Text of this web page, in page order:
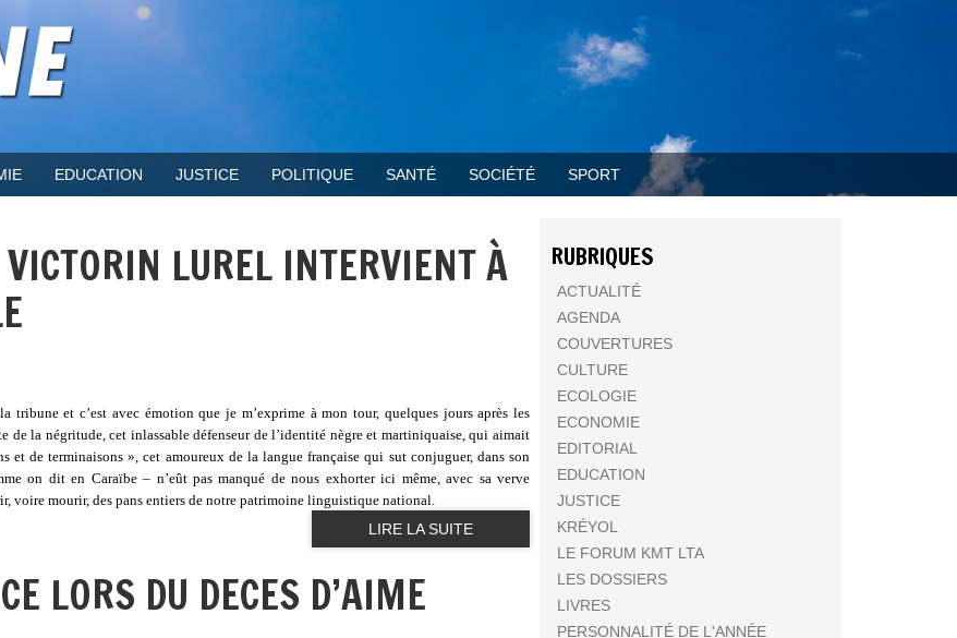
EDUCATION JUSTICE POLITIQUE SANTÉ SOCIÉTÉ SPORT
LUREL INTERVIENT À
tribune et c’est avec émotion que je m’exprime à mon tour, quelques jours après les
de la négritude, cet inlassable défenseur de l’identité nègre et martiniquaise, qui aimait
et de terminaisons », cet amoureux de la langue française qui sut conjuguer, dans son
on dit en Caraïbe – n’eût pas manqué de nous exhorter ici même, avec sa verve
voire mourir, des pans entiers de notre patrimoine linguistique national.
LIRE LA SUITE
LORS DU DECES D’AIME
RUBRIQUES
ACTUALITÉ
AGENDA
COUVERTURES
CULTURE
ECOLOGIE
ECONOMIE
EDITORIAL
EDUCATION
JUSTICE
KRÉYOL
LE FORUM KMT LTA
LES DOSSIERS
LIVRES
PERSONNALITÉ DE L'ANNÉE